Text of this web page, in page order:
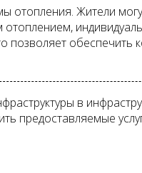
отопления. Жители
позволяет обеспечить
в
предоставляемые